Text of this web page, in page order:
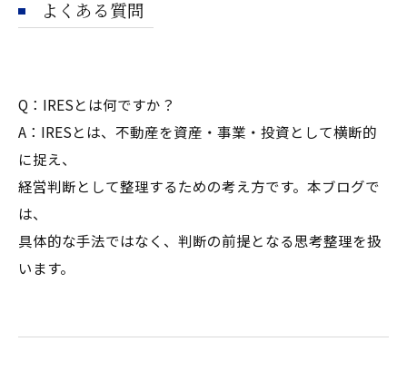
よくある質問
Q：IRESとは何ですか？
A：IRESとは、不動産を資産・事業・投資として横断的
に捉え、
経営判断として整理するための考え方です。本ブログで
は、
具体的な手法ではなく、判断の前提となる思考整理を扱
います。